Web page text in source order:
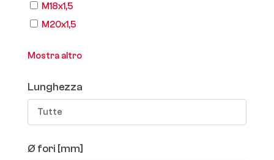
M18x1,5
M20x1,5
Mostra altro
Lunghezza
Tutte
Ø fori [mm]